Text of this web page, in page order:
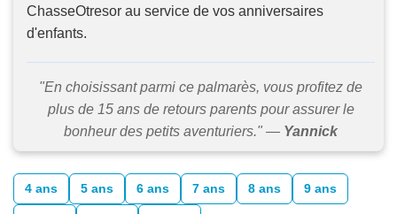
ChasseOtresor au service de vos anniversaires
d'enfants.
"En choisissant parmi ce palmarès, vous profitez de
plus de 15 ans de retours parents pour assurer le
bonheur des petits aventuriers." — Yannick
4 ans 5 ans 6 ans 7 ans 8 ans 9 ans